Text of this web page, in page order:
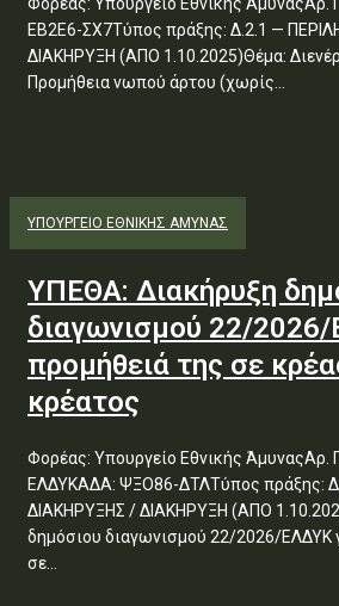
ΕΒ2Ε6-ΣΧ7Τύπος πράξης: Δ.2.1 —
ΔΙΑΚΗΡΥΞΗ (ΑΠΟ 1.10.2025)Θέμα: Διενέργεια
Προμήθεια νωπού άρτου (χωρίς...
ΥΠΟΥΡΓΕΊΟ ΕΘΝΙΚΉΣ ΆΜΥΝΑΣ
ΥΠΕΘΑ: Διακήρυξη
διαγωνισμού 22/2026/
προμήθειά της σε
κρέατος
Φορέας: Υπουργείο Εθνικής
ΕΛΔΥΚΑΔΑ: ΨΞΟ86-ΔΤΛΤύπος πράξης:
ΔΙΑΚΗΡΥΞΗΣ / ΔΙΑΚΗΡΥΞΗ (ΑΠΟ
δημόσιου διαγωνισμού 22/2026/ΕΛΔΥΚ
σε...